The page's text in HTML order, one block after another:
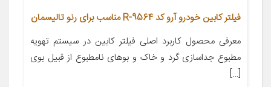
فیلتر کابین خودرو آرو کد R-9564 مناسب برای رنو تالیسمان
معرفی محصول کاربرد اصلی فیلتر کابین در سیستم تهویه
مطبوع جداسازی گرد و خاک و بوهای نامطبوع از قبیل بوی
[…]